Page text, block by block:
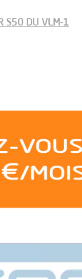
S50 DU VLM-1